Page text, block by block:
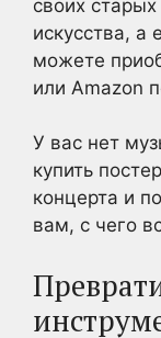
своих
искусства, а
можете
или Amazon
У вас нет
купить
концерта и
вам, с чего